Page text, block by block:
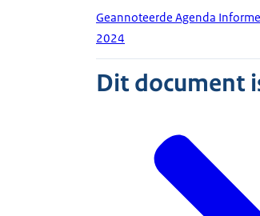
Geannoteerde Agenda
2024
Dit document